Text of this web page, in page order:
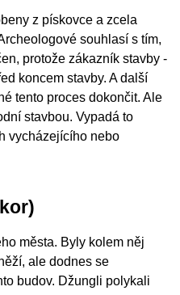
z pískovce a zcela
souhlasí s tím,
protože zákazník stavby -
koncem stavby. A další
tento proces dokončit. Ale
stavbou. Vypadá to
vycházejícího nebo
města. Byly kolem něj
ale dodnes se
budov. Džungli polykali